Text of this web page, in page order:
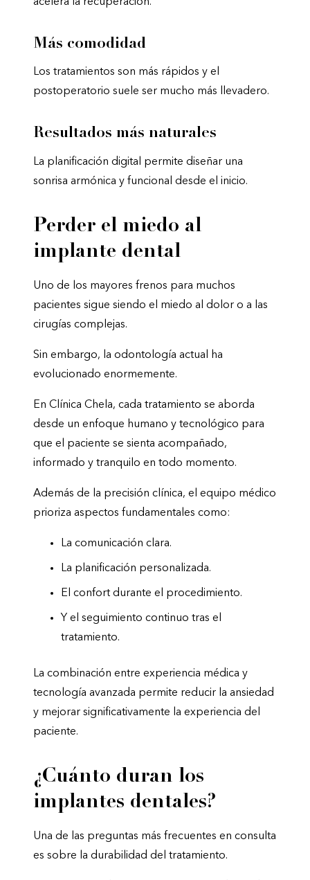
Más comodidad
Los tratamientos son más rápidos y el
postoperatorio suele ser mucho más llevadero.
Resultados más naturales
La planificación digital permite diseñar una
sonrisa armónica y funcional desde el inicio.
Perder el miedo al
implante dental
Uno de los mayores frenos para muchos
pacientes sigue siendo el miedo al dolor o a las
cirugías complejas.
Sin embargo, la odontología actual ha
evolucionado enormemente.
En Clínica Chela, cada tratamiento se aborda
desde un enfoque humano y tecnológico para
que el paciente se sienta acompañado,
informado y tranquilo en todo momento.
Además de la precisión clínica, el equipo médico
prioriza aspectos fundamentales como:
La comunicación clara.
La planificación personalizada.
El confort durante el procedimiento.
Y el seguimiento continuo tras el
tratamiento.
La combinación entre experiencia médica y
tecnología avanzada permite reducir la ansiedad
y mejorar significativamente la experiencia del
paciente.
¿Cuánto duran los
implantes dentales?
Una de las preguntas más frecuentes en consulta
es sobre la durabilidad del tratamiento.